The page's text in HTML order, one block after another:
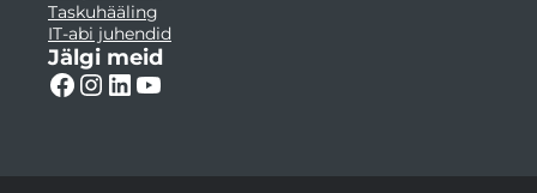
Taskuhääling
IT-abi juhendid
Jälgi meid